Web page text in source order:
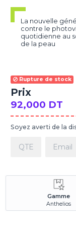
La nouvelle
contre le
quotidienne au
de la peau
Rupture de stock
Prix
92,000 DT
Soyez averti de la
Gamme
Anthelios